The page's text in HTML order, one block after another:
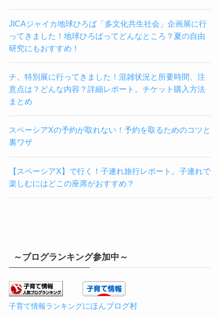
JICAジャイカ地球ひろば「多文化共生社会」企画展に行
ってきました！地球ひろばってどんなところ？夏の自由
研究にもおすすめ！
チ。特別展に行ってきました！混雑状況と所要時間、注
意点は？どんな内容？詳細レポート。チケット購入方法
まとめ
スペーシアXの予約が取れない！予約を取るためのコツと
裏ワザ
【スペーシアX】で行く！子連れ旅行レポート。子連れで
楽しむにはどこの座席がおすすめ？
～ブログランキング参加中～
子育て情報ランキングにほんブログ村